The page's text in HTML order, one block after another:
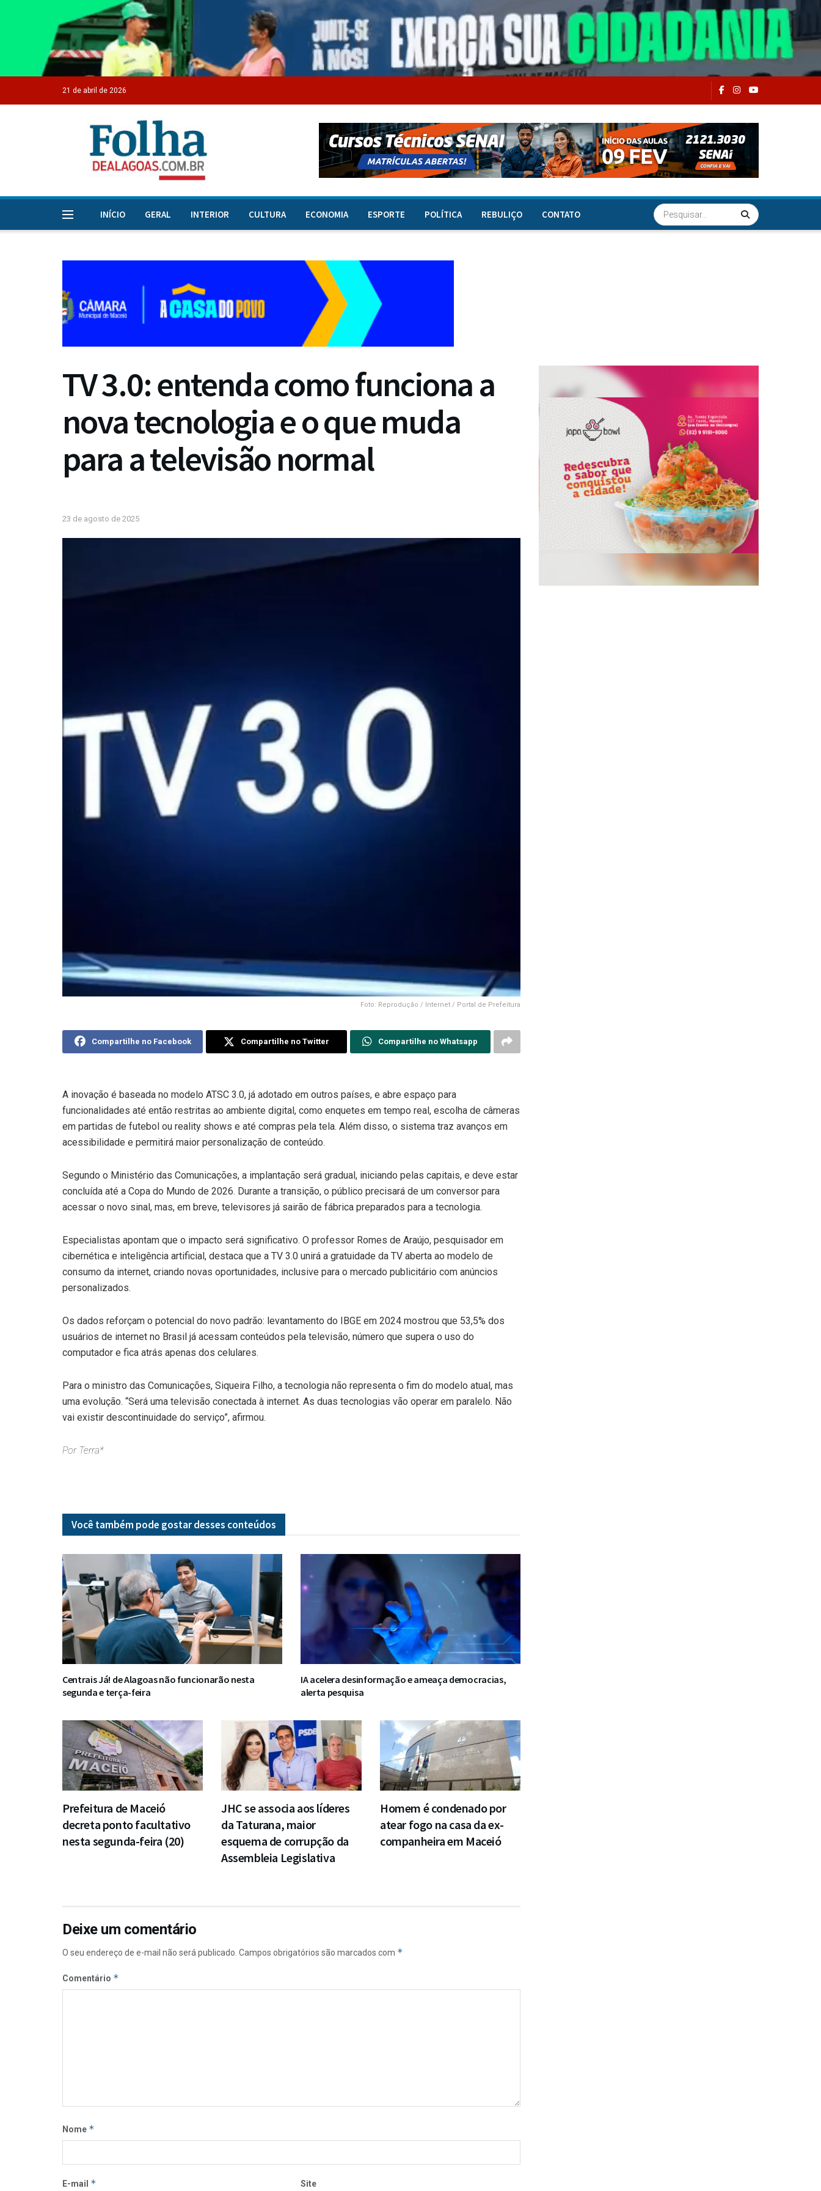
21 de abril de 2026
INÍCIO GERAL INTERIOR CULTURA ECONOMIA ESPORTE POLÍTICA REBULIÇO CONTATO
TV 3.0: entenda como funciona a
nova tecnologia e o que muda
para a televisão normal
23 de agosto de 2025
Foto: Reprodução / Internet / Portal de Prefeitura
Compartilhe no Facebook Compartilhe no Twitter Compartilhe no Whatsapp
A inovação é baseada no modelo ATSC 3.0, já adotado em outros países, e abre espaço para
funcionalidades até então restritas ao ambiente digital, como enquetes em tempo real, escolha de câmeras
em partidas de futebol ou reality shows e até compras pela tela. Além disso, o sistema traz avanços em
acessibilidade e permitirá maior personalização de conteúdo.
Segundo o Ministério das Comunicações, a implantação será gradual, iniciando pelas capitais, e deve estar
concluída até a Copa do Mundo de 2026. Durante a transição, o público precisará de um conversor para
acessar o novo sinal, mas, em breve, televisores já sairão de fábrica preparados para a tecnologia.
Especialistas apontam que o impacto será significativo. O professor Romes de Araújo, pesquisador em
cibernética e inteligência artificial, destaca que a TV 3.0 unirá a gratuidade da TV aberta ao modelo de
consumo da internet, criando novas oportunidades, inclusive para o mercado publicitário com anúncios
personalizados.
Os dados reforçam o potencial do novo padrão: levantamento do IBGE em 2024 mostrou que 53,5% dos
usuários de internet no Brasil já acessam conteúdos pela televisão, número que supera o uso do
computador e fica atrás apenas dos celulares.
Para o ministro das Comunicações, Siqueira Filho, a tecnologia não representa o fim do modelo atual, mas
uma evolução. “Será uma televisão conectada à internet. As duas tecnologias vão operar em paralelo. Não
vai existir descontinuidade do serviço”, afirmou.
Por Terra*
Você também pode gostar desses conteúdos
Centrais Já! de Alagoas não funcionarão nesta
segunda e terça-feira
IA acelera desinformação e ameaça democracias,
alerta pesquisa
Prefeitura de Maceió
decreta ponto facultativo
nesta segunda-feira (20)
JHC se associa aos líderes
da Taturana, maior
esquema de corrupção da
Assembleia Legislativa
Homem é condenado por
atear fogo na casa da ex-
companheira em Maceió
Deixe um comentário
O seu endereço de e-mail não será publicado. Campos obrigatórios são marcados com *
Comentário *
Nome *
E-mail * Site